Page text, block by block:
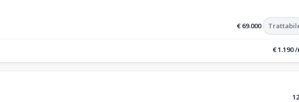
€ 69.000
€ 1.190